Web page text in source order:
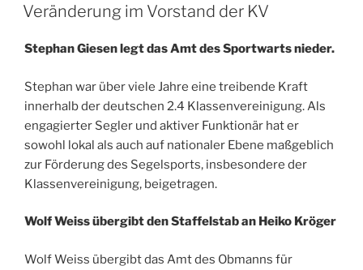
AM
Veränderung im Vorstand der KV
Stephan Giesen legt das Amt des Sportwarts nieder.
Stephan war über viele Jahre eine treibende Kraft
innerhalb der deutschen 2.4 Klassenvereinigung. Als
engagierter Segler und aktiver Funktionär hat er
sowohl lokal als auch auf nationaler Ebene maßgeblich
zur Förderung des Segelsports, insbesondere der
Klassenvereinigung, beigetragen.
Wolf Weiss übergibt den Staffelstab an Heiko Kröger
Wolf Weiss übergibt das Amt des Obmanns für